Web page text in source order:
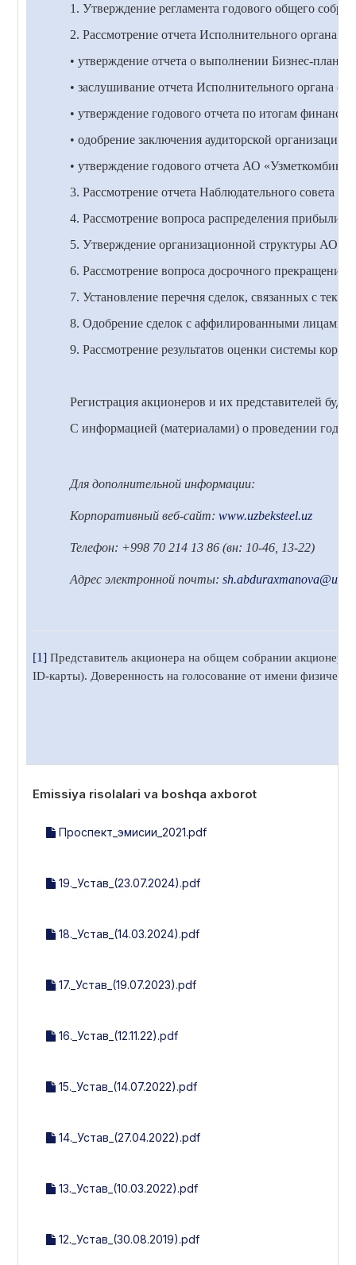
1. Утверждение регламента годового общего
2. Рассмотрение отчета Исполнительного органа
• утверждение отчета о выполнении Бизнес-плана;
• заслушивание отчета Исполнительного органа
• утверждение годового отчета по итогам
• одобрение заключения аудиторской организации
• утверждение годового отчета АО
3. Рассмотрение отчета Наблюдательного совета
4. Рассмотрение вопроса распределения прибыли
5. Утверждение организационной структуры АО
6. Рассмотрение вопроса досрочного
7. Установление перечня сделок, связанных с
8. Одобрение сделок с аффилированными лицами
9. Рассмотрение результатов оценки системы
Регистрация акционеров и их представителей
С информацией (материалами) о проведении
Для дополнительной информации:
Корпоративный веб-сайт:www.uzbeksteel.uz
Телефон: +998 70 214 13 86 (вн: 10-46, 13-22)
Адрес электронной почты:sh.abduraxmanova
[1] Представитель акционера на общем собрании
ID-карты). Доверенность на голосование от имени
Emissiya risolalari va boshqa axborot
Проспект_эмисии_2021.pdf
19._Устав_(23.07.2024).pdf
18._Устав_(14.03.2024).pdf
17._Устав_(19.07.2023).pdf
16._Устав_(12.11.22).pdf
15._Устав_(14.07.2022).pdf
14._Устав_(27.04.2022).pdf
13._Устав_(10.03.2022).pdf
12._Устав_(30.08.2019).pdf